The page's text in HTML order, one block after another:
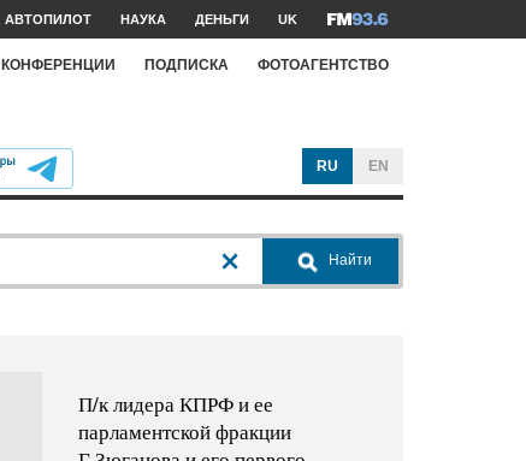
АВТОПИЛОТ НАУКА ДЕНЬГИ UK
КОНФЕРЕНЦИИ ПОДПИСКА ФОТОАГЕНТСТВО
RU EN
Найти
П/к лидера КПРФ и ее
парламентской фракции